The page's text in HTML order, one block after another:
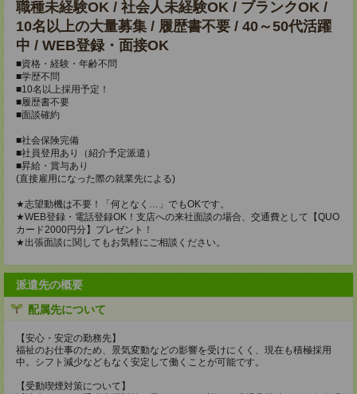
職種未経験OK / 社会人未経験OK / ブランクOK /
10名以上の大量募集 / 履歴書不要 / 40～50代活躍
中 / WEB登録・面接OK
■資格・経験・年齢不問
■学歴不問
■10名以上採用予定！
■履歴書不要
■面談確約
■社会保険完備
■社員登用あり（紹介予定派遣）
■昇給・賞与あり
(直接雇用になった際の就業先による)
★志望動機は不要！「何となく…」でもOKです。
★WEB登録・電話登録OK！支店への来社面談の場合、交通費として【QUO
カード2000円分】プレゼント！
★出張面談に関してもお気軽にご相談ください。
派遣先の概要
配属先について
【安心・安定の勤務先】
福祉のお仕事のため、景気変動などの影響を受けにくく、現在も積極採用
中。シフト減少などもなく安定して働くことが可能です。
【受動喫煙対策について】